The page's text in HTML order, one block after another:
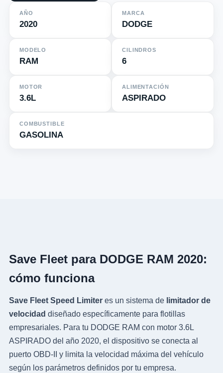
AÑO
2020
MARCA
DODGE
MODELO
RAM
CILINDROS
6
MOTOR
3.6L
ALIMENTACIÓN
ASPIRADO
COMBUSTIBLE
GASOLINA
Save Fleet para DODGE RAM 2020:
cómo funciona
Save Fleet Speed Limiteres un sistema de limitador de
velocidad diseñado específicamente para flotillas
empresariales. Para tu DODGE RAM con motor 3.6L
ASPIRADO del año 2020, el dispositivo se conecta al
puerto OBD-II y limita la velocidad máxima del vehículo
según los parámetros definidos por tu empresa.